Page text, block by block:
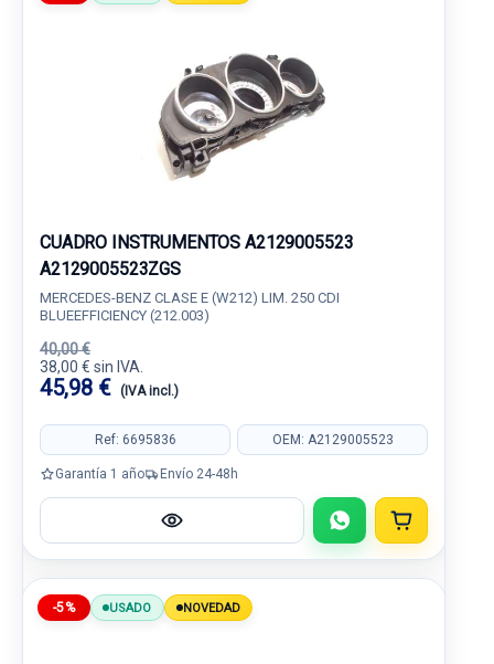
CUADRO INSTRUMENTOS A2129005523
A2129005523ZGS
MERCEDES-BENZ CLASE E (W212) LIM. 250 CDI
BLUEEFFICIENCY (212.003)
40,00 €
38,00 € sin IVA.
45,98 € (IVA incl.)
Ref: 6695836 OEM: A2129005523
Garantía 1 año Envío 24-48h
-5% USADO NOVEDAD